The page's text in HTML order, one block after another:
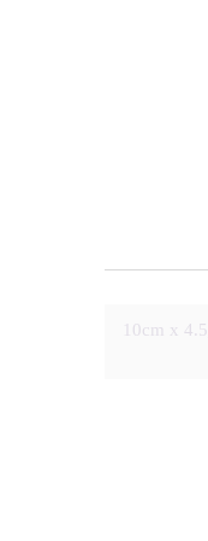
10cm x 4.5